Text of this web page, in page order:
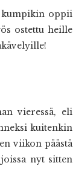
kumpikin oppii
ostettu heille
vieressä, eli
kuitenkin
viikon päästä
nyt sitten